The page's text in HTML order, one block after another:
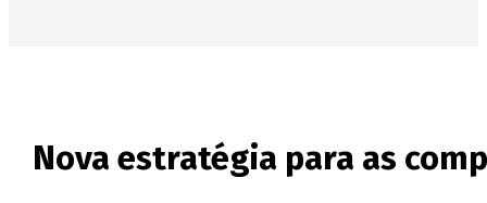
Nova estratégia para as